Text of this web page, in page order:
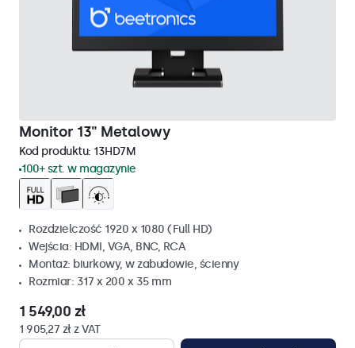
Monitor 13" Metalowy
Kod produktu: 13HD7M
100+ szt. w magazynie
Rozdzielczość 1920 x 1080 (Full HD)
Wejścia: HDMI, VGA, BNC, RCA
Montaż: biurkowy, w zabudowie, ścienny
Rozmiar: 317 x 200 x 35 mm
1 549,00 zł
1 905,27 zł z VAT